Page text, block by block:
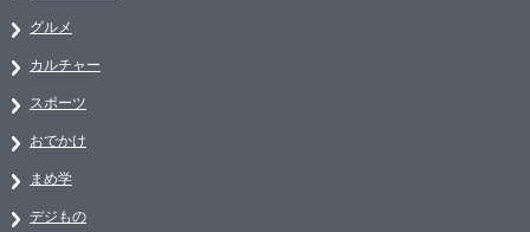
グルメ
カルチャー
スポーツ
おでかけ
まめ学
デジもの